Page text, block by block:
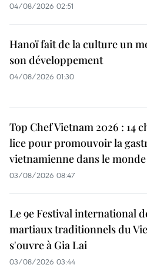
04/08/2026 02:51
Hanoï fait de la culture un
son développement
04/08/2026 01:30
Top Chef Vietnam 2026 : 14
lice pour promouvoir la
vietnamienne dans le monde
03/08/2026 08:47
Le 9e Festival international
martiaux traditionnels du
s'ouvre à Gia Lai
03/08/2026 03:44